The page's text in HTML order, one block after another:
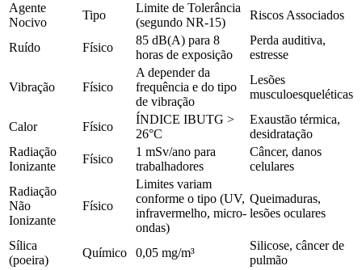
Agente
Nocivo
Tipo
Limite de Tolerância
(segundo NR-15)
Riscos Associados
Ruído Físico
85 dB(A) para 8
horas de exposição
Perda auditiva,
estresse
Vibração Físico
A depender da
frequência e do tipo
de vibração
Lesões
musculoesqueléticas
Calor Físico
ÍNDICE IBUTG >
26°C
Exaustão térmica,
desidratação
Radiação
Ionizante
Físico
1 mSv/ano para
trabalhadores
Câncer, danos
celulares
Radiação
Não
Ionizante
Físico
Limites variam
conforme o tipo (UV,
infravermelho, micro-
ondas)
Queimaduras,
lesões oculares
Sílica
(poeira)
Químico 0,05 mg/m³
Silicose, câncer de
pulmão